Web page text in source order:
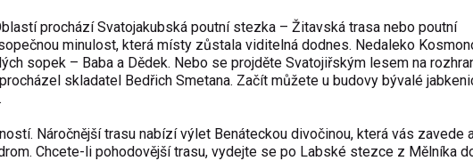
prochází Svatojakubská poutní stezka – Žitavská trasa nebo poutní
minulost, která místy zůstala viditelná dodnes. Nedaleko
sopek – Baba a Dědek. Nebo se projděte Svatojiřským lesem na
skladatel Bedřich Smetana. Začít můžete u budovy bývalé
Náročnější trasu nabízí výlet Benáteckou divočinou, která vás zavede
Chcete-li pohodovější trasu, vydejte se po Labské stezce z Mělníka